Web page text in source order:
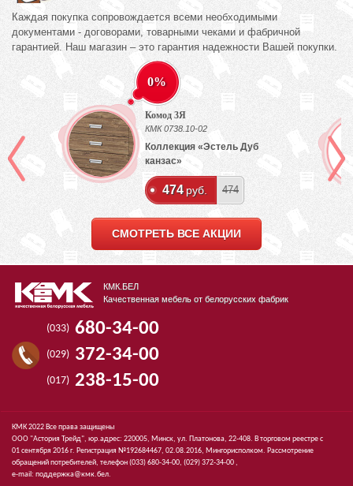
Каждая покупка сопровождается всеми необходимыми
документами - договорами, товарными чеками и фабричной
гарантией. Наш магазин – это гарантия надежности Вашей покупки.
0%
Комод 3Я
КМК 0738.10-02
Коллекция «Эстель Дуб
канзас»
474 руб. 474
СМОТРЕТЬ ВСЕ АКЦИИ
КМК.БЕЛ
Качественная мебель от белорусских фабрик
(033) 680-34-00
(029) 372-34-00
(017) 238-15-00
КМК 2022 Все права защищены
ООО "Астория Трейд", юр.адрес: 220005, Минск, ул. Платонова, 22-408. В торговом реестре с
01 сентября 2016 г. Регистрация №192684467, 02.08.2016, Мингорисполком. Рассмотрение
обращений потребителей, телефон(033)680-34-00, (029)372-34-00 ,
e-mail: поддержка@кмк.бел.